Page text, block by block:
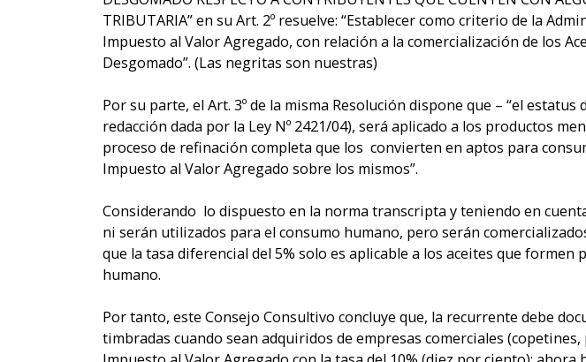
TRIBUTARIA” en su Art. 2º resuelve: “Establecer como criterio de la
Impuesto al Valor Agregado, con relación a la comercialización de los
Desgomado”. (Las negritas son nuestras)
Por su parte, el Art. 3º de la misma Resolución dispone que – “el
redacción dada por la Ley Nº 2421/04), será aplicado a los productos
proceso de refinación completa que los convierten en aptos para
Impuesto al Valor Agregado sobre los mismos”.
Considerando lo dispuesto en la norma transcripta y teniendo en
ni serán utilizados para el consumo humano, pero serán
que la tasa diferencial del 5% solo es aplicable a los aceites que
humano.
Por tanto, este Consejo Consultivo concluye que, la recurrente debe
timbradas cuando sean adquiridos de empresas comerciales